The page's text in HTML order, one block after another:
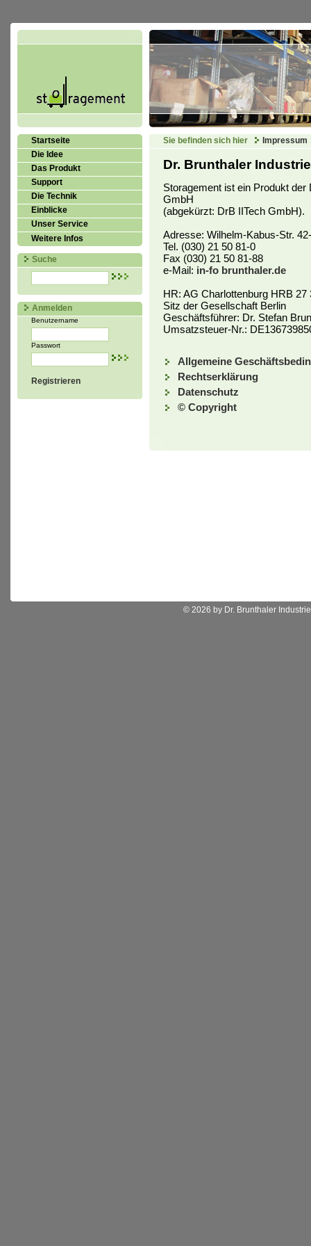
Startseite
Die Idee
Das Produkt
Support
Die Technik
Einblicke
Unser Service
Weitere Infos
Suche
Anmelden
Benutzername
Passwort
Registrieren
Sie befinden sich hier Impressum
Dr. Brunthaler
Storagement ist ein Produkt
GmbH
(abgekürzt: DrB IITech GmbH).
Adresse: Wilhelm-Kabus-Str.
Tel. (030) 21 50 81-0
Fax (030) 21 50 81-88
e-Mail: in-fo brunthaler.de
HR: AG Charlottenburg HRB 27
Sitz der Gesellschaft Berlin
Geschäftsführer: Dr. Stefan
Umsatzsteuer-Nr.:
Allgemeine
Rechtserklärung
Datenschutz
© Copyright
© 2026 by Dr. Brunthaler